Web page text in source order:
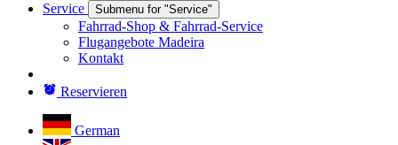
Service
Submenu for "Service"
Fahrrad-Shop & Fahrrad-Service
Flugangebote Madeira
Kontakt
Reservieren
German